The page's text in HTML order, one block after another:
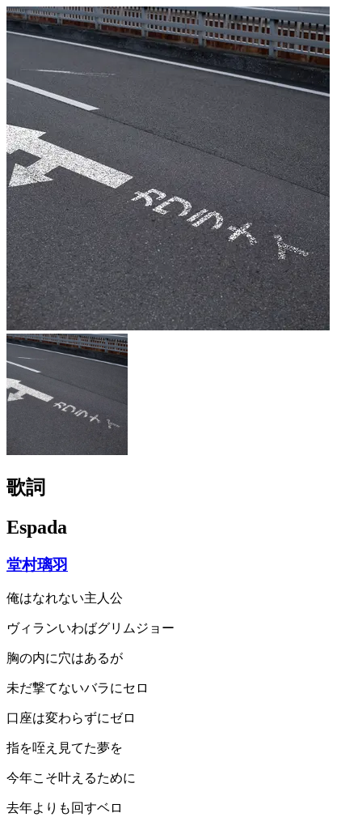
歌詞
Espada
堂村璃羽
俺はなれない主人公
ヴィランいわばグリムジョー
胸の内に穴はあるが
未だ撃てないバラにセロ
口座は変わらずにゼロ
指を咥え見てた夢を
今年こそ叶えるために
去年よりも回すベロ